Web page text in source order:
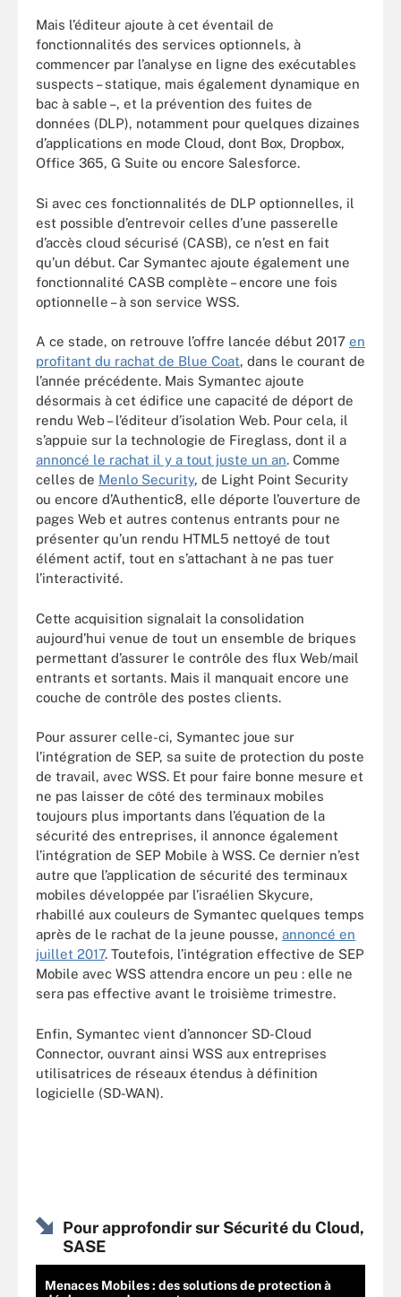
Mais l’éditeur ajoute à cet éventail de
fonctionnalités des services optionnels, à
commencer par l’analyse en ligne des exécutables
suspects – statique, mais également dynamique en
bac à sable –, et la prévention des fuites de
données (DLP), notamment pour quelques dizaines
d’applications en mode Cloud, dont Box, Dropbox,
Office 365, G Suite ou encore Salesforce.
Si avec ces fonctionnalités de DLP optionnelles, il
est possible d’entrevoir celles d’une passerelle
d’accès cloud sécurisé (CASB), ce n’est en fait
qu’un début. Car Symantec ajoute également une
fonctionnalité CASB complète – encore une fois
optionnelle – à son service WSS.
A ce stade, on retrouve l’offre lancée début 2017 en
profitant du rachat de Blue Coat, dans le courant de
l’année précédente. Mais Symantec ajoute
désormais à cet édifice une capacité de déport de
rendu Web – l’éditeur d’isolation Web. Pour cela, il
s’appuie sur la technologie de Fireglass, dont il a
annoncé le rachat il y a tout juste un an. Comme
celles de Menlo Security, de Light Point Security
ou encore d’Authentic8, elle déporte l’ouverture de
pages Web et autres contenus entrants pour ne
présenter qu’un rendu HTML5 nettoyé de tout
élément actif, tout en s’attachant à ne pas tuer
l’interactivité.
Cette acquisition signalait la consolidation
aujourd’hui venue de tout un ensemble de briques
permettant d’assurer le contrôle des flux Web/mail
entrants et sortants. Mais il manquait encore une
couche de contrôle des postes clients.
Pour assurer celle-ci, Symantec joue sur
l’intégration de SEP, sa suite de protection du poste
de travail, avec WSS. Et pour faire bonne mesure et
ne pas laisser de côté des terminaux mobiles
toujours plus importants dans l’équation de la
sécurité des entreprises, il annonce également
l’intégration de SEP Mobile à WSS. Ce dernier n’est
autre que l’application de sécurité des terminaux
mobiles développée par l’israélien Skycure,
rhabillé aux couleurs de Symantec quelques temps
après de le rachat de la jeune pousse, annoncé en
juillet 2017. Toutefois, l’intégration effective de SEP
Mobile avec WSS attendra encore un peu : elle ne
sera pas effective avant le troisième trimestre.
Enfin, Symantec vient d’annoncer SD-Cloud
Connector, ouvrant ainsi WSS aux entreprises
utilisatrices de réseaux étendus à définition
logicielle (SD-WAN).
Pour approfondir sur Sécurité du Cloud,
SASE
Menaces Mobiles : des solutions de protection à